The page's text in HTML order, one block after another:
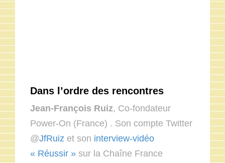
Dans l’ordre des rencontres
Jean-François Ruiz, Co-fondateur
Power-On (France) . Son compte Twitter
@JfRuiz et son interview-vidéo
« Réussir » sur la Chaîne France